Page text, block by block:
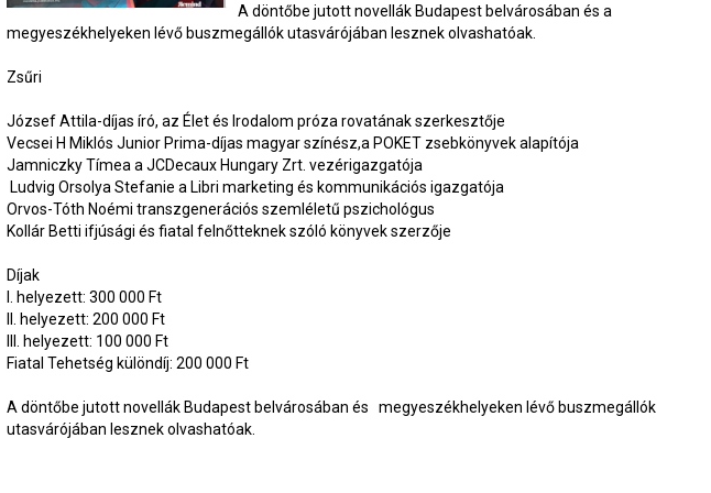
A döntőbe jutott novellák Budapest belvárosában és a
megyeszékhelyeken lévő buszmegállók utasvárójában lesznek olvashatóak.
Zsűri
József Attila-díjas író, az Élet és Irodalom próza rovatának szerkesztője
Vecsei H Miklós Junior Prima-díjas magyar színész,a POKET zsebkönyvek alapítója
Jamniczky Tímea a JCDecaux Hungary Zrt. vezérigazgatója
Ludvig Orsolya Stefanie a Libri marketing és kommunikációs igazgatója
Orvos-Tóth Noémi transzgenerációs szemléletű pszichológus
Kollár Betti ifjúsági és fiatal felnőtteknek szóló könyvek szerzője
Díjak
I. helyezett: 300 000 Ft
II. helyezett: 200 000 Ft
III. helyezett: 100 000 Ft
Fiatal Tehetség különdíj: 200 000 Ft
A döntőbe jutott novellák Budapest belvárosában és megyeszékhelyeken lévő buszmegállók
utasvárójában lesznek olvashatóak.